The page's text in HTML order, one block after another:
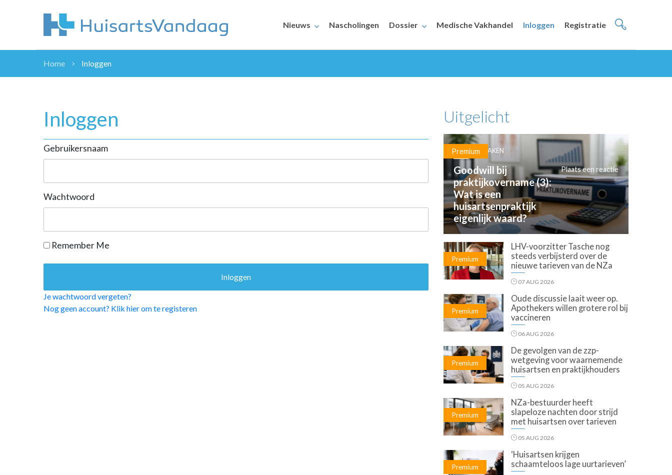
Nieuws Nascholingen Dossier Medische Vakhandel Inloggen Registratie
ZORGVERZEKERAARS
DOSSIER
NHG
PRAKTIJKZAKEN
VPHUISARTSEN
MEDISCHE VAKHANDEL
Home Inloggen
Inloggen
Gebruikersnaam
Wachtwoord
Remember Me
Je wachtwoord vergeten?
Nog geen account? Klik hier om te registeren
Uitgelicht
Premium
PRAKTIJKZAKEN
Goodwill bij
praktijkovername (3):
Wat is een
huisartsenpraktijk
eigenlijk waard?
Plaats een reactie
Premium
LHV-voorzitter Tasche nog
steeds verbijsterd over de
nieuwe tarieven van de NZa
07 AUG 2026
Premium
Oude discussie laait weer op.
Apothekers willen grotere rol bij
vaccineren
06 AUG 2026
Premium
De gevolgen van de zzp-
wetgeving voor waarnemende
huisartsen en praktijkhouders
05 AUG 2026
Premium
NZa-bestuurder heeft
slapeloze nachten door strijd
met huisartsen over tarieven
05 AUG 2026
Premium
‘Huisartsen krijgen
schaamteloos lage uurtarieven’